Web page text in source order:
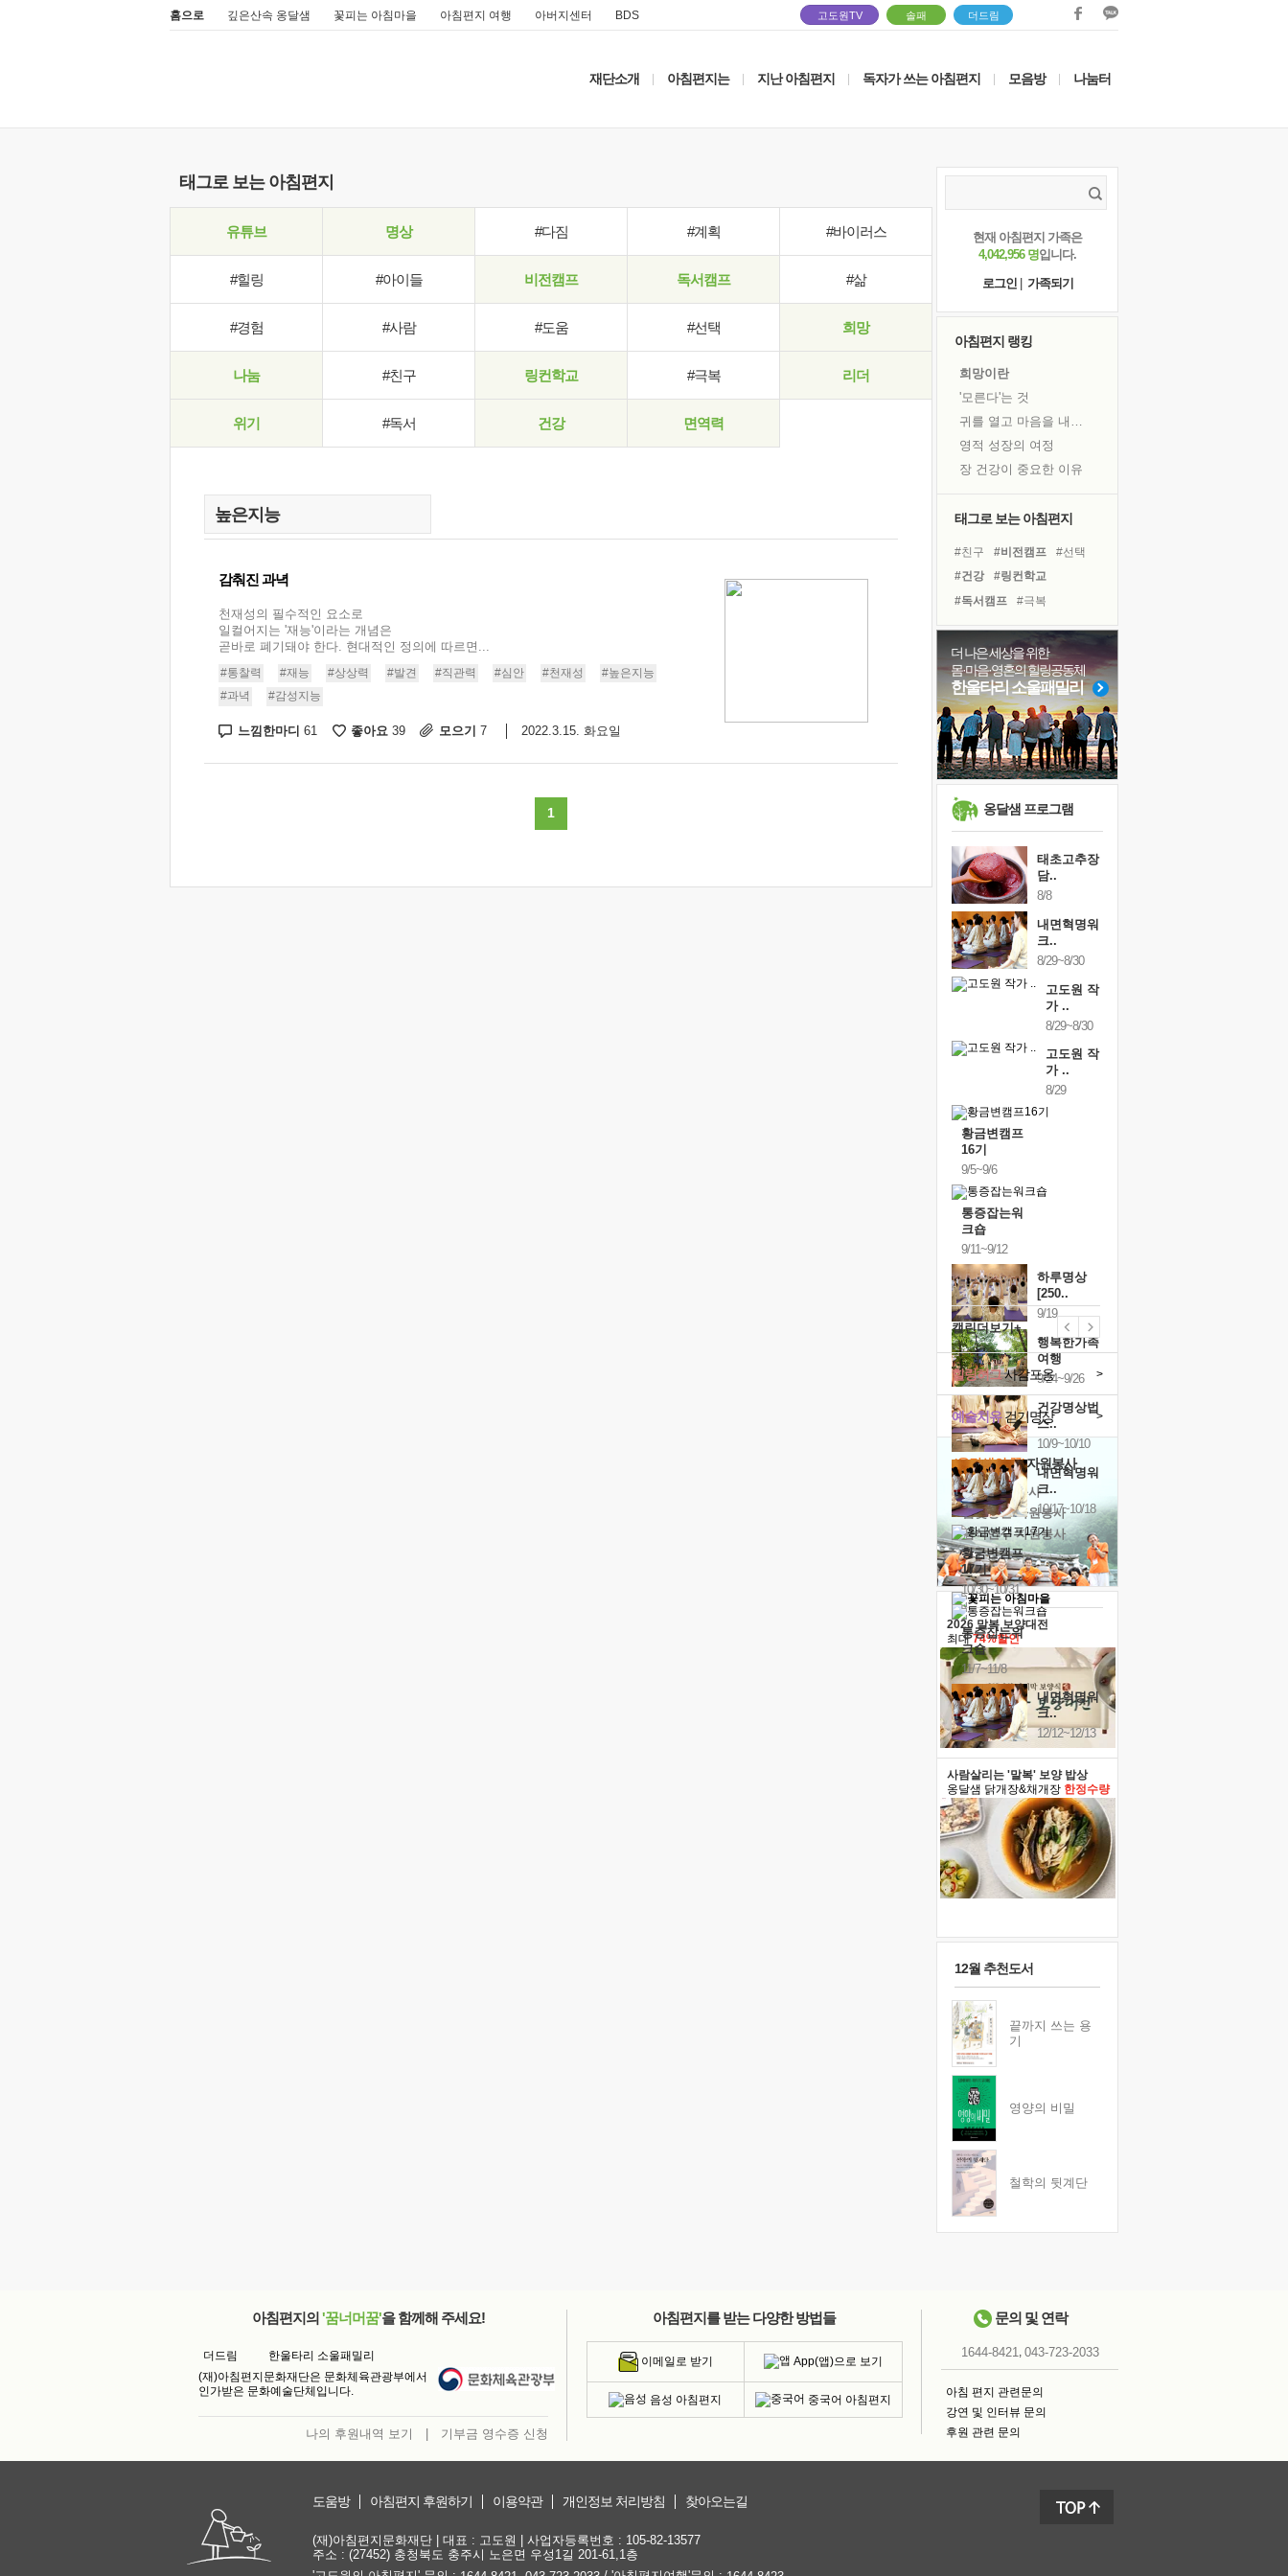
홈으로 깊은산속 옹달샘 꽃피는 아침마을 아침편지 여행 아버지센터 BDS 고도원TV 솔패 더드림
재단소개 아침편지는 지난 아침편지 독자가 쓰는 아침편지 모음방 나눔터
태그로 보는 아침편지
유튜브 명상 #다짐 #계획 #바이러스
#힐링 #아이들 비전캠프 독서캠프 #삶
#경험 #사람 #도움 #선택 희망
나눔 #친구 링컨학교 #극복 리더
위기 #독서 건강 면역력
감춰진 과녁
천재성의 필수적인 요소로
일컬어지는 '재능'이라는 개념은
곧바로 폐기돼야 한다. 현대적인 정의에 따르면...
#통찰력 #재능 #상상력 #발견 #직관력 #심안 #천재성
#높은지능
#과녁
#감성지능
느낌한마디 61 좋아요 39 모으기 7 2022.3.15. 화요일
1
현재 아침편지 가족은
4,042,956 명입니다.
로그인
가족되기
아침편지 랭킹
희망이란
'모른다'는 것
귀를 열고 마음을 내어주고
영적 성장의 여정
장 건강이 중요한 이유
꿈이 실제가 되는 것
'말 타는 법'을 먼저
아픈 아버지를 위한 공간 설계
졸업식 사진을 보며
극심한 변비, 어깨결림, 수면 장애
보고 싶은 어머니
마음이 멈춰 버린 곳
유년 시절의 부산 영도 바다
못된 꼰대들
태그로 보는 아침편지
#친구 #비전캠프
#선택
#건강
#링컨학교
#독서캠프
#극복
#명상
#사람
#계획
#나눔
#다짐
#바이러스
#독서
#아이들
#위기
#경험
#삶 #도움
#희망
#유튜브
더 나은 세상을 위한
몸·마음·영혼의 힐링공동체
한울타리 소울패밀리
옹달샘 프로그램
태초고추장
담..
8/8
내면혁명워
크..
8/29~8/30
고도원 작
가 ..
8/29~8/30
고도원 작
가 ..
8/29
황금변캠프
16기
9/5~9/6
통증잡는워
크숍
9/11~9/12
하루명상
[250..
9/19
행복한가족
여행
9/24~9/26
건강명상법
스..
10/9~10/10
내면혁명워
크..
10/17~10/18
황금변캠프
17기
10/30~10/31
통증잡는워
크숍
11/7~11/8
내면혁명워
크..
12/12~12/13
캘린더보기+
예술치유걷기명상 >
힐링허그사감포옹 >
'옹달샘의 꽃'자원봉사
· 청년 자원봉사
· 금빛청년 자원봉사
· 음식연구 자원봉사
2026 말복 보양대전
최대74%할인
사람살리는 '말복' 보양 밥상
옹달샘 닭개장&채개장 한정수량
12월 추천도서
끝까지 쓰는 용
기
영양의 비밀
철학의 뒷계단
아침편지의 '꿈너머꿈'을 함께해 주세요!
더드림
한울타리 소울패밀리
(재)아침편지문화재단은 문화체육관광부에서
인가받은 문화예술단체입니다.
나의 후원내역 보기 기부금 영수증 신청
아침편지를 받는 다양한 방법들
이메일로 받기 App(앱)으로 보기
음성 아침편지 중국어 아침편지
문의 및 연락
1644-8421, 043-723-2033
아침 편지 관련문의
강연 및 인터뷰 문의
후원 관련 문의
도움방 아침편지 후원하기 이용약관 개인정보 처리방침 찾아오는길
(재)아침편지문화재단 | 대표 : 고도원 | 사업자등록번호 : 105-82-13577
주소 : (27452) 충청북도 충주시 노은면 우성1길 201-61,1층